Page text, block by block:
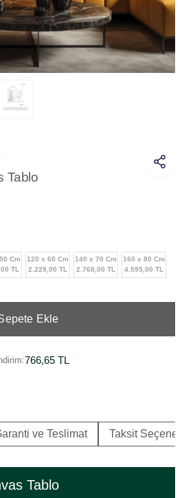
Tablo
Cm
TL
120 x 60 Cm
2.229,00 TL
140 x 70 Cm
2.768,00 TL
160 x 80 Cm
4.595,00 TL
Ekle
766,65 TL
ve Teslimat Taksit
Tablo